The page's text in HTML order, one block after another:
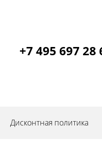
+7 495 697 28
Дисконтная политика